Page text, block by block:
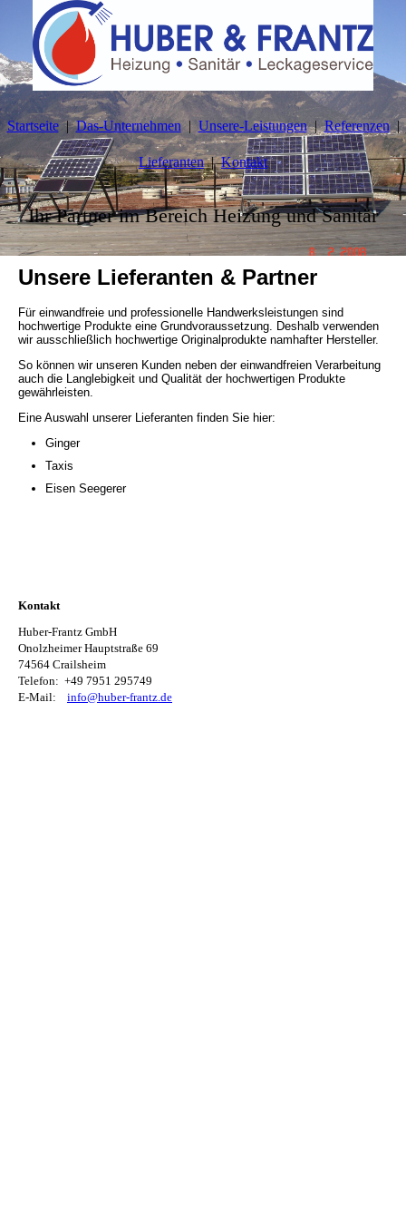
Startseite Das-Unternehmen Unsere-Leistungen Referenzen
Lieferanten Kontakt
Ihr Partner im Bereich Heizung und Sanitär
Unsere Lieferanten & Partner
Für einwandfreie und professionelle Handwerksleistungen sind
hochwertige Produkte eine Grundvoraussetzung. Deshalb verwenden
wir ausschließlich hochwertige Originalprodukte namhafter Hersteller.
So können wir unseren Kunden neben der einwandfreien Verarbeitung
auch die Langlebigkeit und Qualität der hochwertigen Produkte
gewährleisten.
Eine Auswahl unserer Lieferanten finden Sie hier:
Ginger
Taxis
Eisen Seegerer
Kontakt
Huber-Frantz GmbH
Onolzheimer Hauptstraße 69
74564 Crailsheim
Telefon: +49 7951 295749
E-Mail: info@huber-frantz.de